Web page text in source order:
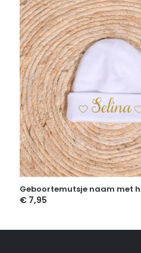
Geboortemutsje naam met
€ 7,95